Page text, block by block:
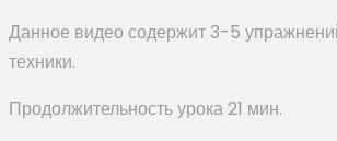
Данное видео содержит 3-5
техники.
Продолжительность урока 21 мин.